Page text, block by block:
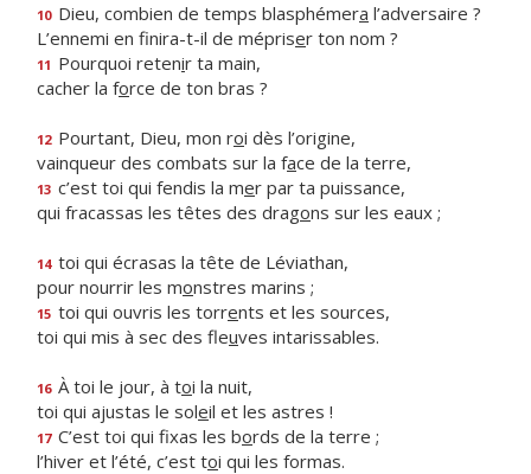
10 Dieu, combien de temps blasphémera l’adversaire ?
L’ennemi en finira-t-il de mépriser ton nom ?
11 Pourquoi retenir ta main,
cacher la force de ton bras ?
12 Pourtant, Dieu, mon roi dès l’origine,
vainqueur des combats sur la face de la terre,
13 c’est toi qui fendis la mer par ta puissance,
qui fracassas les têtes des dragons sur les eaux ;
14 toi qui écrasas la tête de Léviathan,
pour nourrir les monstres marins ;
15 toi qui ouvris les torrents et les sources,
toi qui mis à sec des fleuves intarissables.
16 À toi le jour, à toi la nuit,
toi qui ajustas le soleil et les astres !
17 C’est toi qui fixas les bords de la terre ;
l’hiver et l’été, c’est toi qui les formas.